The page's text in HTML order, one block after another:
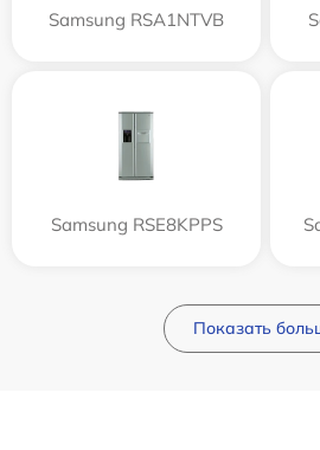
Samsung RSA1NTVB
Samsung RSE8KPPS
Показать